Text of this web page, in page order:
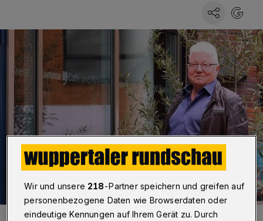
Johann Stamp vor dem Eingang.
Wir und unsere 218-Partner speichern und greifen auf
personenbezogene Daten wie Browserdaten oder
eindeutige Kennungen auf Ihrem Gerät zu. Durch